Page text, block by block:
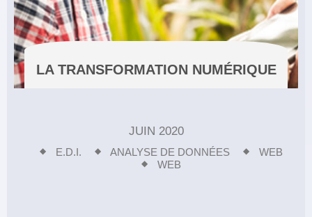
LA TRANSFORMATION NUMÉRIQUE
JUIN 2020
E.D.I. ANALYSE DE DONNÉES
WEB
WEB